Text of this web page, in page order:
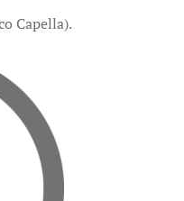
Capella).